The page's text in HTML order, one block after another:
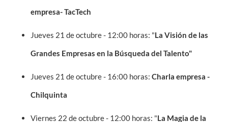
empresa- TacTech
Jueves 21 de octubre - 12:00 horas: "La Visión de las
Grandes Empresas en la Búsqueda del Talento"
Jueves 21 de octubre - 16:00 horas: Charla empresa -
Chilquinta
Viernes 22 de octubre - 12:00 horas: "La Magia de la